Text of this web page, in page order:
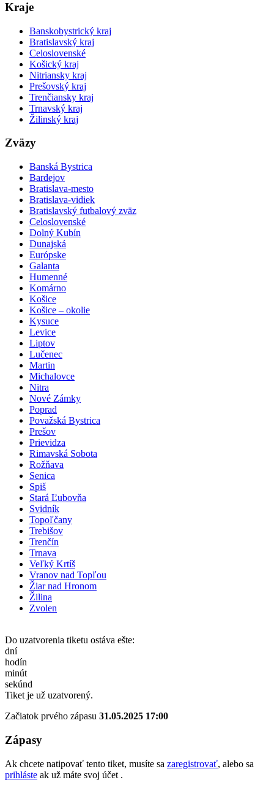
Kraje
Banskobystrický kraj
Bratislavský kraj
Celoslovenské
Košický kraj
Nitriansky kraj
Prešovský kraj
Trenčiansky kraj
Trnavský kraj
Žilinský kraj
Zväzy
Banská Bystrica
Bardejov
Bratislava-mesto
Bratislava-vidiek
Bratislavský futbalový zväz
Celoslovenské
Dolný Kubín
Dunajská
Európske
Galanta
Humenné
Komárno
Košice
Košice – okolie
Kysuce
Levice
Liptov
Lučenec
Martin
Michalovce
Nitra
Nové Zámky
Poprad
Považská Bystrica
Prešov
Prievidza
Rimavská Sobota
Rožňava
Senica
Spiš
Stará Ľubovňa
Svidník
Topoľčany
Trebišov
Trenčín
Trnava
Veľký Krtíš
Vranov nad Topľou
Žiar nad Hronom
Žilina
Zvolen
Do uzatvorenia tiketu ostáva ešte:
dní
hodín
minút
sekúnd
Tiket je už uzatvorený.
Začiatok prvého zápasu 31.05.2025 17:00
Zápasy
Ak chcete natipovať tento tiket, musíte sa zaregistrovať, alebo sa
prihláste ak už máte svoj účet .